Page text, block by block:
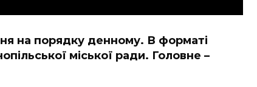
на порядку денному. В форматі
міської ради. Головне –